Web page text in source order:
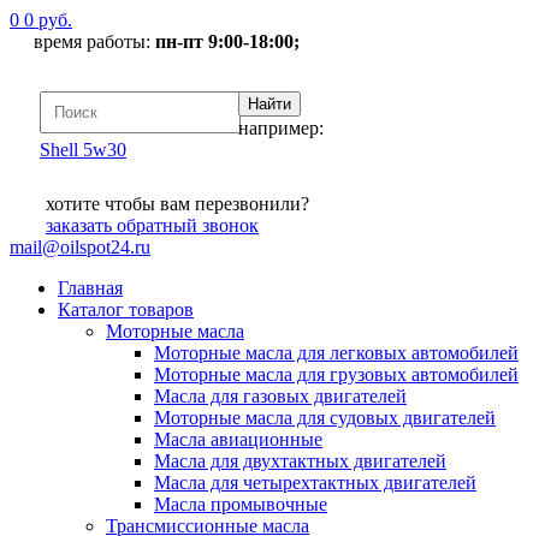
0 0 руб.
время работы: пн-пт 9:00-18:00;
например:
Shell 5w30
хотите чтобы вам перезвонили?
заказать обратный звонок
mail@oilspot24.ru
Главная
Каталог товаров
Моторные масла
Моторные масла для легковых автомобилей
Моторные масла для грузовых автомобилей
Масла для газовых двигателей
Моторные масла для судовых двигателей
Масла авиационные
Масла для двухтактных двигателей
Масла для четырехтактных двигателей
Масла промывочные
Трансмиссионные масла